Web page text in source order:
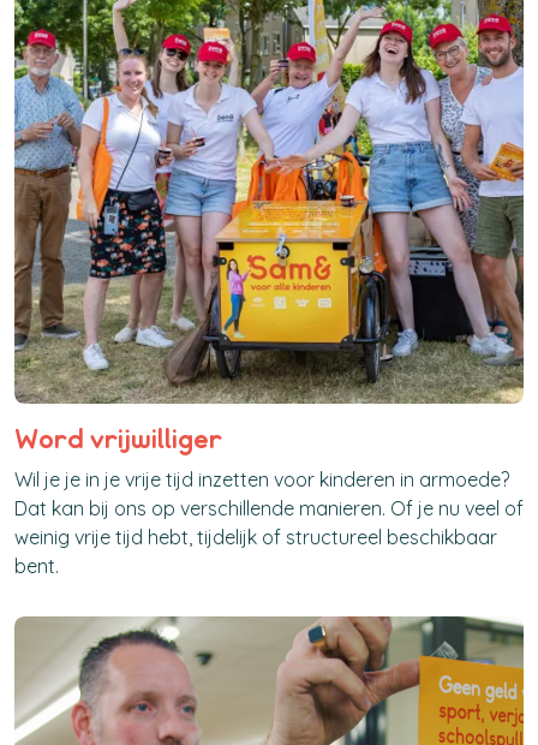
Word vrijwilliger
Wil je je in je vrije tijd inzetten voor kinderen in armoede?
Dat kan bij ons op verschillende manieren. Of je nu veel of
weinig vrije tijd hebt, tijdelijk of structureel beschikbaar
bent.